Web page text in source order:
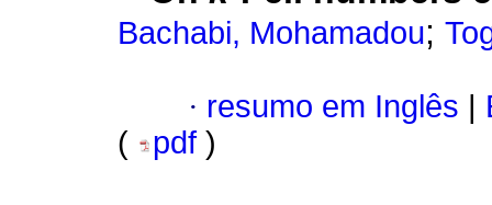
Bachabi, Mohamadou;
· resumo em Inglês
(
pdf )